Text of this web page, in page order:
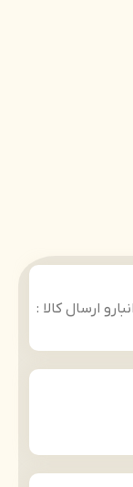
ارسال کالا :